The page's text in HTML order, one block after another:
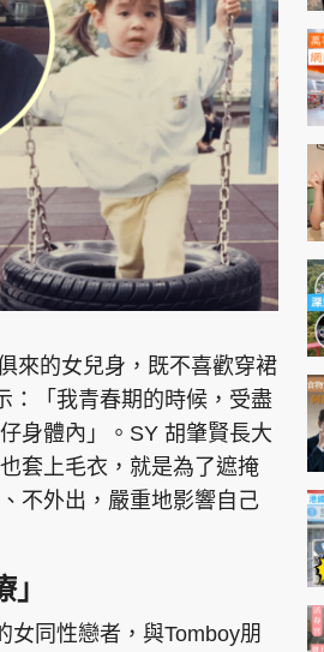
來的女兒身，既不喜歡穿裙
：「我青春期的時候，受盡
身體內」。SY 胡肇賢長大
套上毛衣，就是為了遮掩
不外出，嚴重地影響自己
」
同性戀者，與Tomboy朋